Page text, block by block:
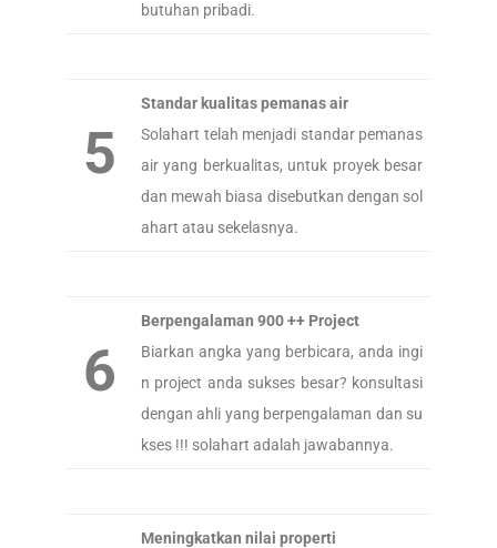
butuhan pribadi.
5
Standar kualitas pemanas air
Solahart telah menjadi standar pemanas
air yang berkualitas, untuk proyek besar
dan mewah biasa disebutkan dengan sol
ahart atau sekelasnya.
6
Berpengalaman 900 ++ Project
Biarkan angka yang berbicara, anda ingi
n project anda sukses besar? konsultasi
dengan ahli yang berpengalaman dan su
kses !!! solahart adalah jawabannya.
Meningkatkan nilai properti